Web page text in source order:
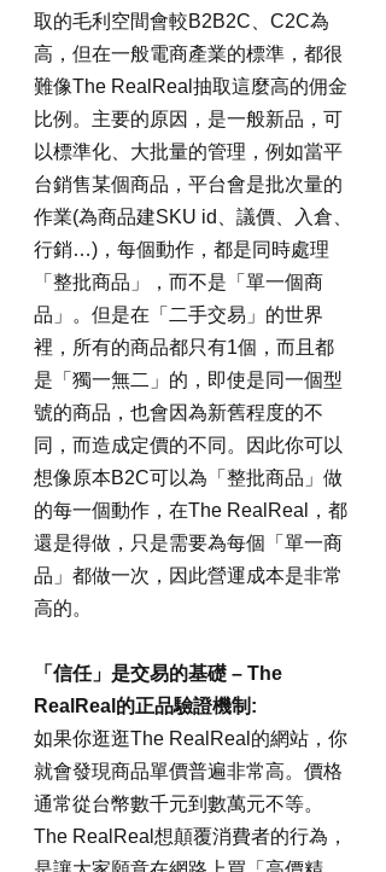
取的毛利空間會較B2B2C、C2C為
高，但在一般電商產業的標準，都很
難像The RealReal抽取這麼高的佣金
比例。主要的原因，是一般新品，可
以標準化、大批量的管理，例如當平
台銷售某個商品，平台會是批次量的
作業(為商品建SKU id、議價、入倉、
行銷…)，每個動作，都是同時處理
「整批商品」，而不是「單一個商
品」。但是在「二手交易」的世界
裡，所有的商品都只有1個，而且都
是「獨一無二」的，即使是同一個型
號的商品，也會因為新舊程度的不
同，而造成定價的不同。因此你可以
想像原本B2C可以為「整批商品」做
的每一個動作，在The RealReal，都
還是得做，只是需要為每個「單一商
品」都做一次，因此營運成本是非常
高的。
「信任」是交易的基礎 – The
RealReal的正品驗證機制:
如果你逛逛The RealReal的網站，你
就會發現商品單價普遍非常高。價格
通常從台幣數千元到數萬元不等。
The RealReal想顛覆消費者的行為，